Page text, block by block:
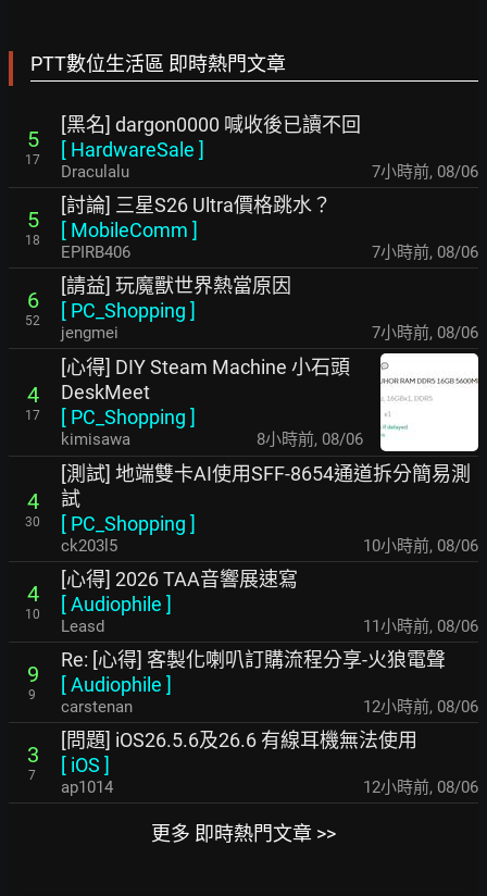
PTT數位生活區 即時熱門文章
5
17
[黑名] dargon0000 喊收後已讀不回
[ HardwareSale ]
Draculalu 7小時前, 08/06
5
18
[討論] 三星S26 Ultra價格跳水？
[ MobileComm ]
EPIRB406 7小時前, 08/06
6
52
[請益] 玩魔獸世界熱當原因
[ PC_Shopping ]
jengmei 7小時前, 08/06
4
17
[心得] DIY Steam Machine 小石頭
DeskMeet
[ PC_Shopping ]
kimisawa 8小時前, 08/06
4
30
[測試] 地端雙卡AI使用SFF-8654通道拆分簡易測
試
[ PC_Shopping ]
ck203l5 10小時前, 08/06
4
10
[心得] 2026 TAA音響展速寫
[Audiophile ]
Leasd 11小時前, 08/06
9
9
Re: [心得] 客製化喇叭訂購流程分享-火狼電聲
[Audiophile ]
carstenan 12小時前, 08/06
3
7
[問題] iOS26.5.6及26.6 有線耳機無法使用
[ iOS ]
ap1014 12小時前, 08/06
更多 即時熱門文章 >>